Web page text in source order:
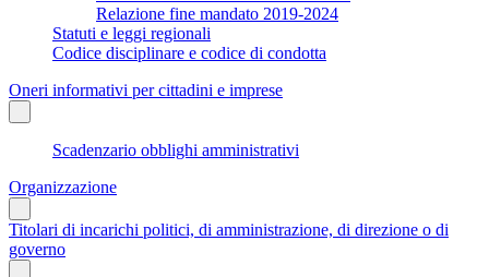
Relazione fine mandato 2019-2024
Statuti e leggi regionali
Codice disciplinare e codice di condotta
Oneri informativi per cittadini e imprese
Scadenzario obblighi amministrativi
Organizzazione
Titolari di incarichi politici, di amministrazione, di direzione o di
governo